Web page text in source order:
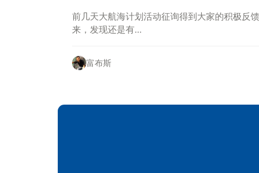
前几天大航海计划活动征询得到大家的积极反
来，发现还是有...
富布斯